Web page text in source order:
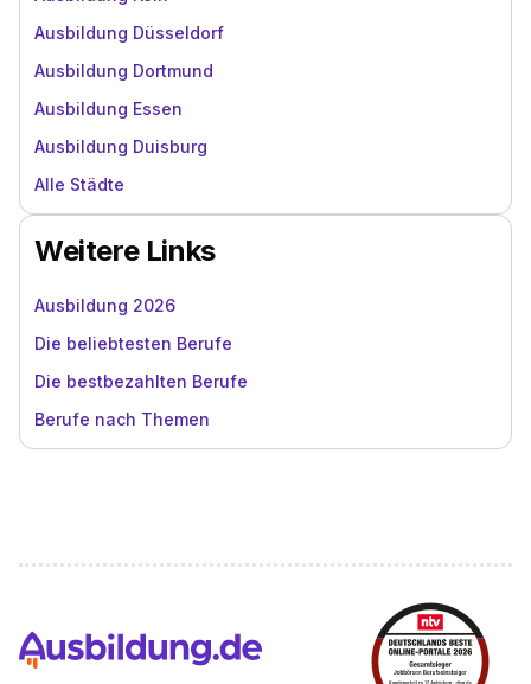
Ausbildung Düsseldorf
Ausbildung Dortmund
Ausbildung Essen
Ausbildung Duisburg
Alle Städte
Weitere Links
Ausbildung 2026
Die beliebtesten Berufe
Die bestbezahlten Berufe
Berufe nach Themen